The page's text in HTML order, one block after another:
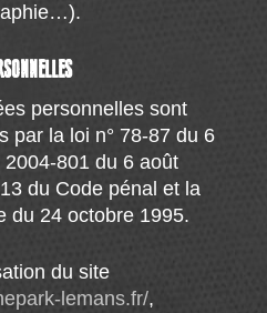
personnelles sont
par la loi n° 78-87 du 6
2004-801 du 6 août
du Code pénal et la
du 24 octobre 1995.
du site
lemans.fr/,